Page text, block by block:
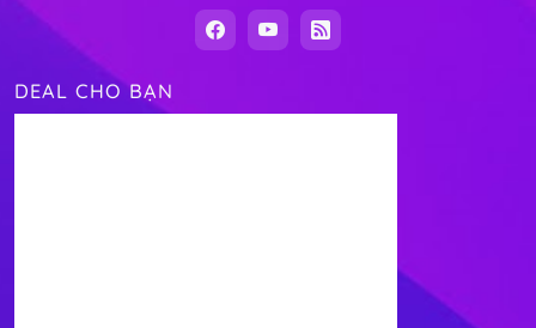
DEAL CHO BẠN